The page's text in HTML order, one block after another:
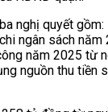
nghị quyết gồm:
ngân sách năm
năm 2025 từ
nguồn thu tiền